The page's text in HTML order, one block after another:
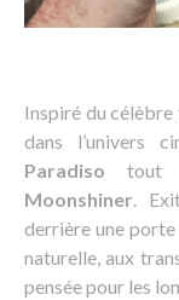
Inspiré du
dans l’univers
Paradiso tout
Moonshiner.
derrière une
naturelle, aux
pensée pour les